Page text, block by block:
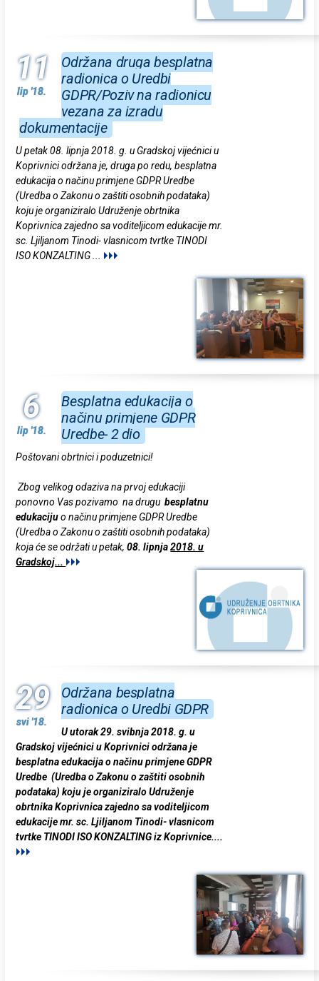
11
lip '18.
Održana druga besplatna
radionica o Uredbi
GDPR/Poziv na radionicu
vezana za izradu
dokumentacije
U petak 08. lipnja 2018. g. u Gradskoj vijećnici u
Koprivnici održana je, druga po redu, besplatna
edukacija o načinu primjene GDPR Uredbe
(Uredba o Zakonu o zaštiti osobnih podataka)
koju je organiziralo Udruženje obrtnika
Koprivnica zajedno sa voditeljicom edukacije mr.
sc. Ljiljanom Tinodi- vlasnicom tvrtke TINODI
ISO KONZALTING
6
lip '18.
Besplatna edukacija o
načinu primjene GDPR
Uredbe- 2 dio
Poštovani obrtnici i poduzetnici!
Zbog velikog odaziva na prvoj edukaciji
ponovno Vas pozivamo na drugubesplatnu
edukacijuo načinu primjene GDPR Uredbe
(Uredba o Zakonu o zaštiti osobnih podataka)
koja će se održati u petak, 08. lipnja2018. u
Gradskoj...
29
svi '18.
Održana besplatna
radionica o Uredbi GDPR
U utorak 29. svibnja 2018. g. u
Gradskoj vijećnici u Koprivnici održana je
besplatna edukacija o načinu primjene GDPR
Uredbe (Uredba o Zakonu o zaštiti osobnih
podataka) koju je organiziralo Udruženje
obrtnika Koprivnica zajedno sa voditeljicom
edukacije mr. sc. Ljiljanom Tinodi- vlasnicom
tvrtke TINODI ISO KONZALTING iz Koprivnice....